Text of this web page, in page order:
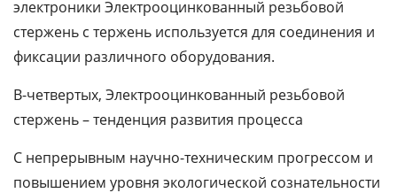
электроники Электрооцинкованный резьбовой
стержень с тержень используется для соединения и
фиксации различного оборудования.
В-четвертых, Электрооцинкованный резьбовой
стержень – тенденция развития процесса
С непрерывным научно-техническим прогрессом и
повышением уровня экологической сознательности